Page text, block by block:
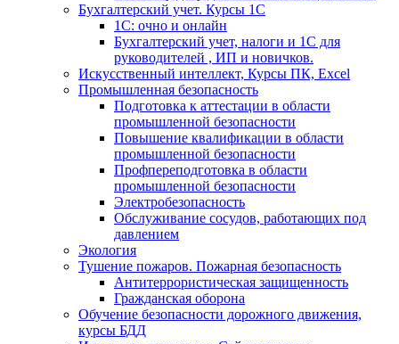
Бухгалтерский учет. Курсы 1С
1С: очно и онлайн
Бухгалтерский учет, налоги и 1С для
руководителей , ИП и новичков.
Искусственный интеллект, Курсы ПК, Excel
Промышленная безопасность
Подготовка к аттестации в области
промышленной безопасности
Повышение квалификации в области
промышленной безопасности
Профпереподготовка в области
промышленной безопасности
Электробезопасность
Обслуживание сосудов, работающих под
давлением
Экология
Тушение пожаров. Пожарная безопасность
Антитеррористическая защищенность
Гражданская оборона
Обучение безопасности дорожного движения,
курсы БДД